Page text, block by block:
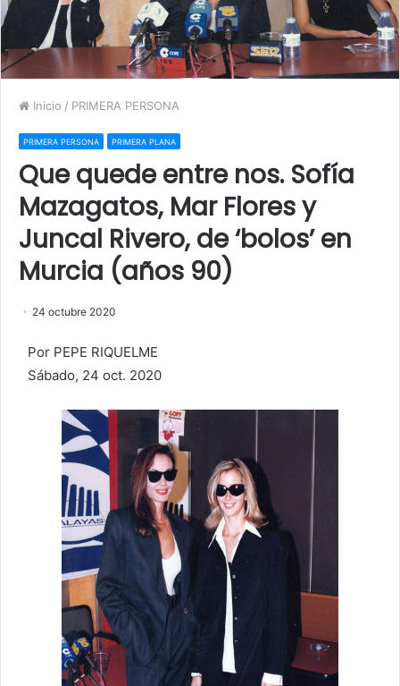
Inicio / PRIMERA PERSONA
PRIMERA PERSONA PRIMERA PLANA
Que quede entre nos. Sofía
Mazagatos, Mar Flores y
Juncal Rivero, de ‘bolos’ en
Murcia (años 90)
24 octubre 2020
Por PEPE RIQUELME
Sábado, 24 oct. 2020